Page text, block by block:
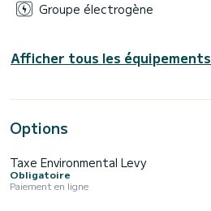
Groupe électrogène
Afficher tous les équipements
Options
Taxe Environmental Levy
Obligatoire
Paiement en ligne